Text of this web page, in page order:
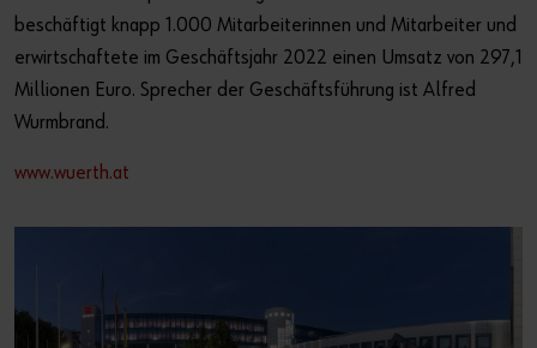
beschäftigt knapp 1.000 Mitarbeiterinnen und Mitarbeiter und
erwirtschaftete im Geschäftsjahr 2022 einen Umsatz von 297,1
Millionen Euro. Sprecher der Geschäftsführung ist Alfred
Wurmbrand.
www.wuerth.at